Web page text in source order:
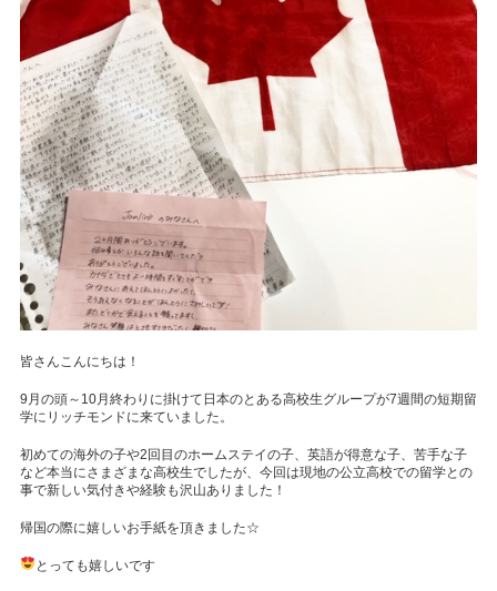
皆さんこんにちは！
9月の頭～10月終わりに掛けて日本のとある高校生グループが7週間の短期留
学にリッチモンドに来ていました。
初めての海外の子や2回目のホームステイの子、英語が得意な子、苦手な子
など本当にさまざまな高校生でしたが、今回は現地の公立高校での留学との
事で新しい気付きや経験も沢山ありました！
帰国の際に嬉しいお手紙を頂きました☆
とっても嬉しいです